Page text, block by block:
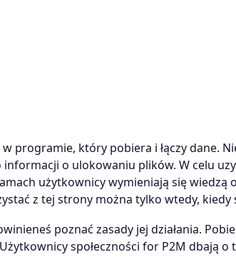
programie, który pobiera i łączy dane.
o ulokowaniu plików. W celu
użytkownicy wymieniają się wiedzą
z tej strony można tylko wtedy, kiedy
poznać zasady jej działania.
społeczności for P2M dbają o